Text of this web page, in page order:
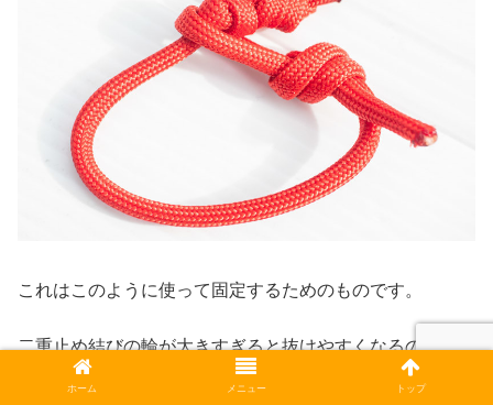
これはこのように使って固定するためのものです。
二重止め結びの輪が大きすぎると抜けやすくなるので通せ
るギリギリの輪の大きさ
にするのが理想です。
ホーム メニュー トップ